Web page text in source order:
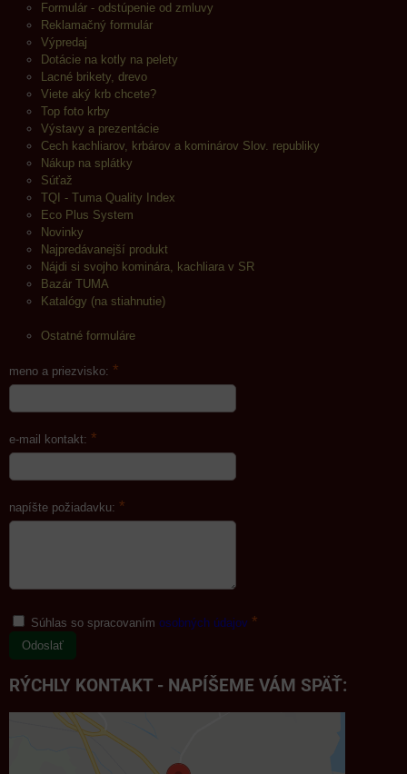
Formulár - odstúpenie od zmluvy
Reklamačný formulár
Výpredaj
Dotácie na kotly na pelety
Lacné brikety, drevo
Viete aký krb chcete?
Top foto krby
Výstavy a prezentácie
Cech kachliarov, krbárov a kominárov Slov. republiky
Nákup na splátky
Súťaž
TQI - Tuma Quality Index
Eco Plus System
Novinky
Najpredávanejší produkt
Nájdi si svojho kominára, kachliara v SR
Bazár TUMA
Katalógy (na stiahnutie)
Ostatné formuláre
meno a priezvisko: *
e-mail kontakt: *
napíšte požiadavku: *
Súhlas so spracovaním osobných údajov *
Odoslať
RÝCHLY KONTAKT - NAPÍŠEME VÁM SPÄŤ: